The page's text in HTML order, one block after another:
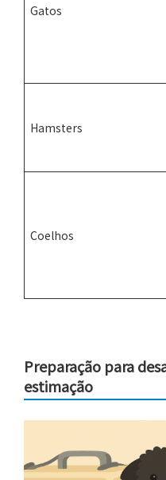
Gatos
Hamsters
Coelhos
Preparação para
estimação